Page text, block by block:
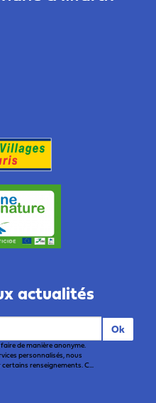
actualités
de manière anonyme.
personnalisés, nous
renseignements. C...
Ok